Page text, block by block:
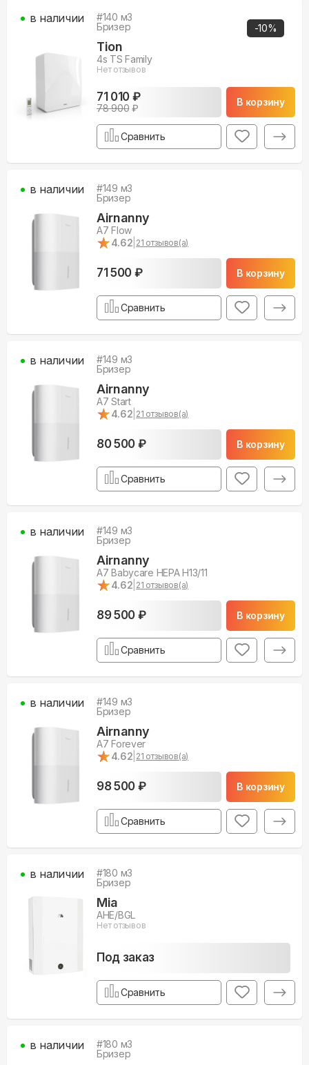
-10%
#140 м3
Бризер
Tion
4s TS Family
Нет отзывов
71 010 ₽
78 900₽
В корзину
в наличии
Сравнить
#149 м3
Бризер
Airnanny
A7 Flow
★
★4.62 21 отзывов(а)
71 500 ₽ В корзину
в наличии
Сравнить
#149 м3
Бризер
Airnanny
A7 Start
★
★4.62 21 отзывов(а)
80 500 ₽ В корзину
в наличии
Сравнить
#149 м3
Бризер
Airnanny
A7 Babycare HEPA H13/11
★
★4.62 21 отзывов(а)
89 500 ₽ В корзину
в наличии
Сравнить
#149 м3
Бризер
Airnanny
A7 Forever
★
★4.62 21 отзывов(а)
98 500 ₽ В корзину
в наличии
Сравнить
#180 м3
Бризер
Mia
AHE/BGL
Нет отзывов
Под заказ
в наличии
Сравнить
#180 м3
Бризер
в наличии